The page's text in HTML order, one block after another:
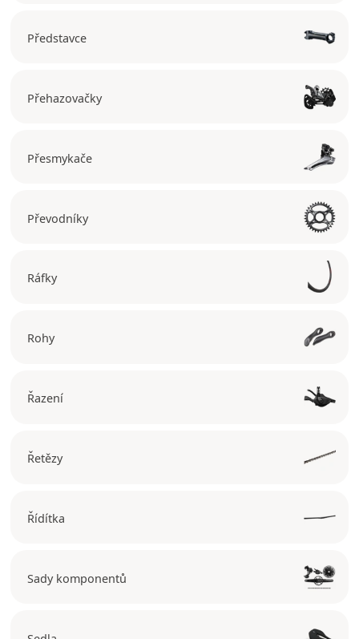
Představce
Přehazovačky
Přesmykače
Převodníky
Ráfky
Rohy
Řazení
Řetězy
Řídítka
Sady komponentů